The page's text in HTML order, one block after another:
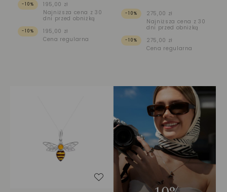
-10%
195,00 zł
Najniższa cena z 30
dni przed obniżką
-10%
195,00 zł
Cena regularna
-10%
275,00 zł
Najniższa cena z 30
dni przed obniżką
-10%
275,00 zł
Cena regularna
Dodaj do listy życzeń